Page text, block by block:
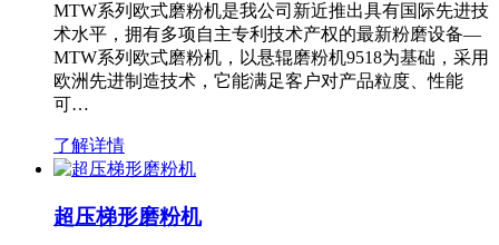
MTW系列欧式磨粉机是我公司新近推出具有国际先进技
术水平，拥有多项自主专利技术产权的最新粉磨设备—
MTW系列欧式磨粉机，以悬辊磨粉机9518为基础，采用
欧洲先进制造技术，它能满足客户对产品粒度、性能
可…
了解详情
超压梯形磨粉机